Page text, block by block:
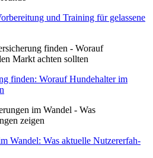
und Trai­ning für gelas­se­ne
fin­den: Wor­auf Hun­de­hal­ter im
Wan­del: Was aktu­el­le Nut­zer­er­fah­